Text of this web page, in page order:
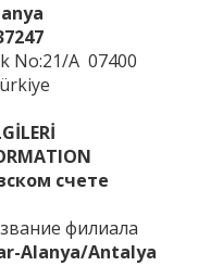
Failleri Yakalandı
No:21/A 07400
счете
филиала
Alanya/Antalya